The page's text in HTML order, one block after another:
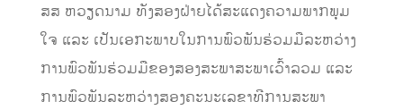
ສສ ຫວຽດນາມ ທັງສອງຝ່າຍໄດ້ສະແດງຄວາມພາກພຸມ
ໃຈ ແລະ ເປັນເອກະພາບໃນການ​ພົວພັນ​ຮ່ວມມືລະຫວ່າງ​
ການ​ພົວພັນ​ຮ່ວມມືຂອງສອງສະພາສະພາເວົ້າລວມ ແລະ
ການພົວພັນລະຫວ່າງສອງຄະນະເລຂາທີການສະພາ